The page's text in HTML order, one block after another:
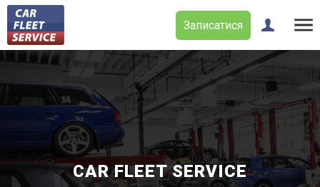
Записатися
CAR FLEET SERVICE